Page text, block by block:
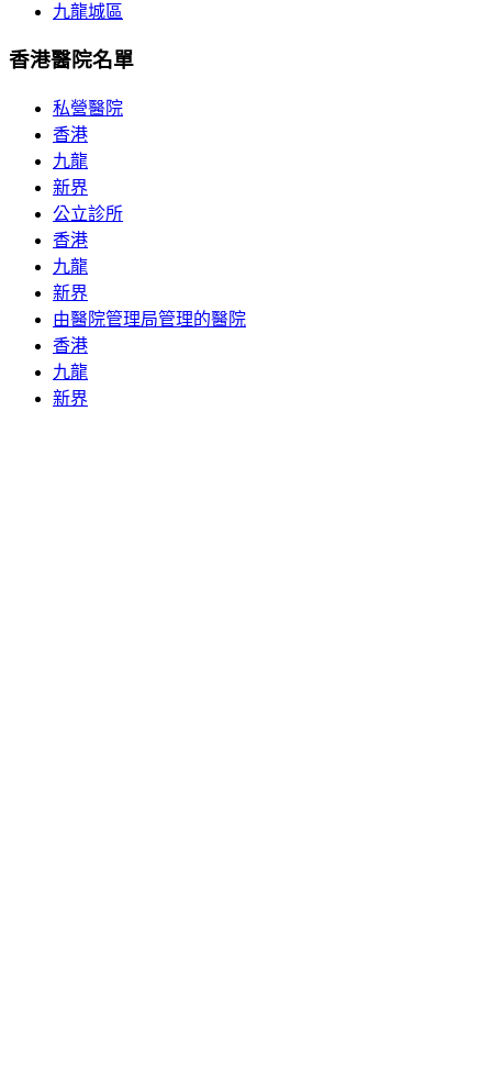
九龍城區
香港醫院名單
私營醫院
香港
九龍
新界
公立診所
香港
九龍
新界
由醫院管理局管理的醫院
香港
九龍
新界